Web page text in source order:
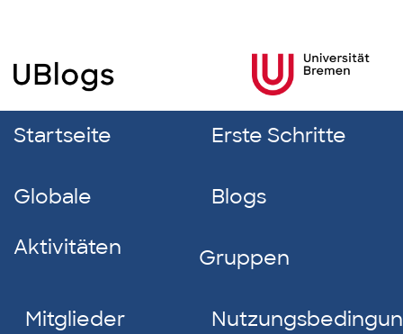
Startseite Erste Schritte
Globale
Aktivitäten
Blogs
Gruppen
Mitglieder